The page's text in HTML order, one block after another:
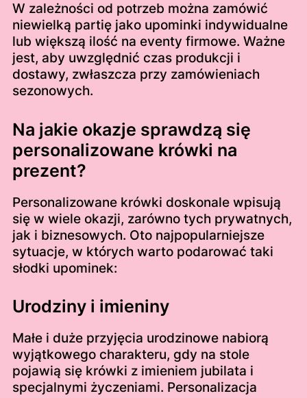
W zależności od potrzeb można zamówić
niewielką partię jako upominki indywidualne
lub większą ilość na eventy firmowe. Ważne
jest, aby uwzględnić czas produkcji i
dostawy, zwłaszcza przy zamówieniach
sezonowych.
Na jakie okazje sprawdzą się
personalizowane krówki na
prezent?
Personalizowane krówki doskonale wpisują
się w wiele okazji, zarówno tych prywatnych,
jak i biznesowych. Oto najpopularniejsze
sytuacje, w których warto podarować taki
słodki upominek:
Urodziny i imieniny
Małe i duże przyjęcia urodzinowe nabiorą
wyjątkowego charakteru, gdy na stole
pojawią się krówki z imieniem jubilata i
specjalnymi życzeniami. Personalizacja